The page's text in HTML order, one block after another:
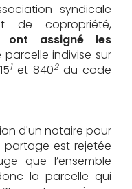
syndicale
de copropriété,
ont assigné les
indivise sur
1et 8402du code
d'un notaire pour
est rejetée
que l’ensemble
la parcelle qui